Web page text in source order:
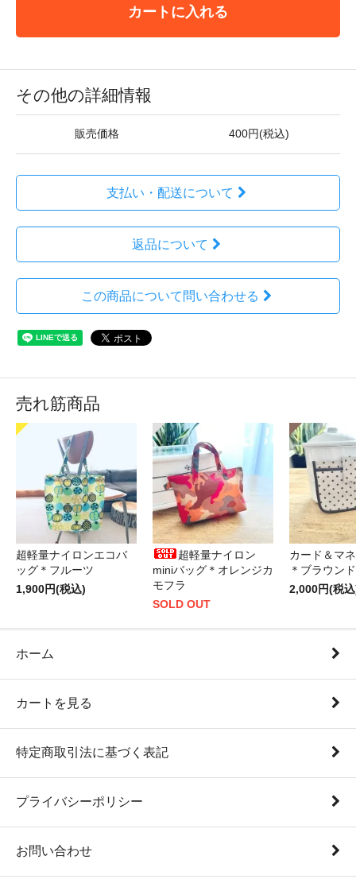
カートに入れる
その他の詳細情報
販売価格 400円(税込)
支払い・配送について
返品について
この商品について問い合わせる
売れ筋商品
超軽量ナイロンエコバ
ッグ＊フルーツ
1,900円(税込)
超軽量ナイロン
miniバッグ＊オレンジカ
モフラ
SOLD OUT
カード＆マ
＊ブラウン
2,000円(税
ホーム
カートを見る
特定商取引法に基づく表記
プライバシーポリシー
お問い合わせ